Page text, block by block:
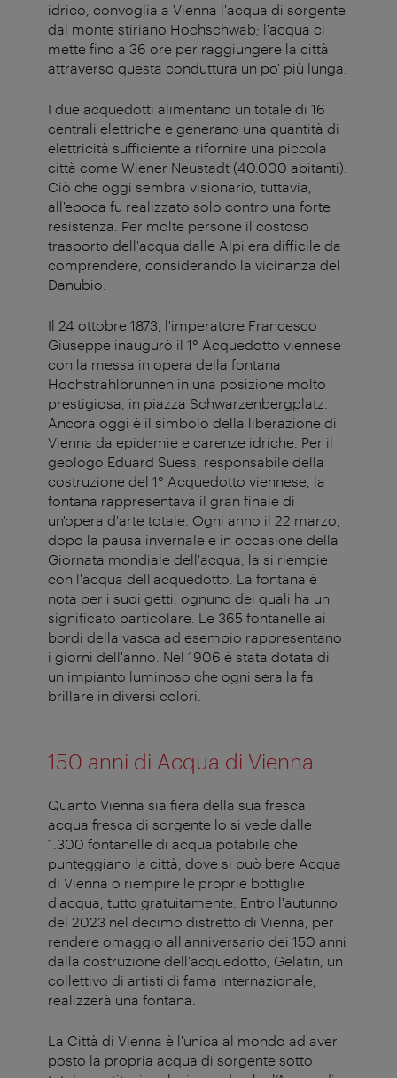
idrico, convoglia a Vienna l'acqua di sorgente
dal monte stiriano Hochschwab; l'acqua ci
mette fino a 36 ore per raggiungere la città
attraverso questa conduttura un po' più lunga.
I due acquedotti alimentano un totale di 16
centrali elettriche e generano una quantità di
elettricità sufficiente a rifornire una piccola
città come Wiener Neustadt (40.000 abitanti).
Ciò che oggi sembra visionario, tuttavia,
all'epoca fu realizzato solo contro una forte
resistenza. Per molte persone il costoso
trasporto dell'acqua dalle Alpi era difficile da
comprendere, considerando la vicinanza del
Danubio.
Il 24 ottobre 1873, l'imperatore Francesco
Giuseppe inaugurò il 1° Acquedotto viennese
con la messa in opera della fontana
Hochstrahlbrunnen in una posizione molto
prestigiosa, in piazza Schwarzenbergplatz.
Ancora oggi è il simbolo della liberazione di
Vienna da epidemie e carenze idriche. Per il
geologo Eduard Suess, responsabile della
costruzione del 1° Acquedotto viennese, la
fontana rappresentava il gran finale di
un'opera d'arte totale. Ogni anno il 22 marzo,
dopo la pausa invernale e in occasione della
Giornata mondiale dell'acqua, la si riempie
con l'acqua dell'acquedotto. La fontana è
nota per i suoi getti, ognuno dei quali ha un
significato particolare. Le 365 fontanelle ai
bordi della vasca ad esempio rappresentano
i giorni dell'anno. Nel 1906 è stata dotata di
un impianto luminoso che ogni sera la fa
brillare in diversi colori.
150 anni di Acqua di Vienna
Quanto Vienna sia fiera della sua fresca
acqua fresca di sorgente lo si vede dalle
1.300 fontanelle di acqua potabile che
punteggiano la città, dove si può bere Acqua
di Vienna o riempire le proprie bottiglie
d'acqua, tutto gratuitamente. Entro l'autunno
del 2023 nel decimo distretto di Vienna, per
rendere omaggio all'anniversario dei 150 anni
dalla costruzione dell'acquedotto, Gelatin, un
collettivo di artisti di fama internazionale,
realizzerà una fontana.
La Città di Vienna è l'unica al mondo ad aver
posto la propria acqua di sorgente sotto